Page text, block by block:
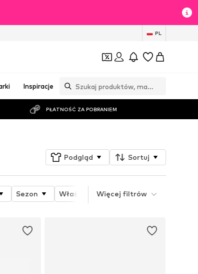
PL
Inspiracje
PŁATNOŚĆ ZA POBRANIEM
Podgląd Sortuj
Sezon Właściwości produktu
Więcej filtrów